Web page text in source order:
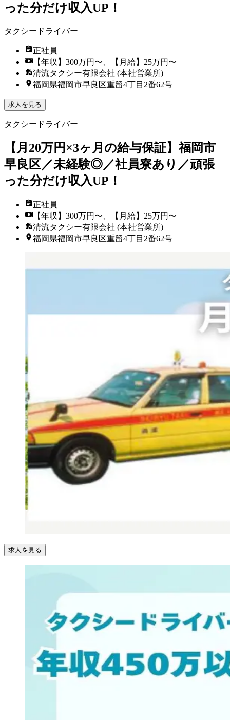
った分だけ収入UP！
タクシードライバー
正社員
【年収】300万円〜、【月給】25万円〜
清流タクシー有限会社 (本社営業所)
福岡県福岡市早良区重留4丁目2番62号
求人を見る
タクシードライバー
【月20万円×3ヶ月の給与保証】福岡市
早良区／未経験◎／社員寮あり／頑張
った分だけ収入UP！
正社員
【年収】300万円〜、【月給】25万円〜
清流タクシー有限会社 (本社営業所)
福岡県福岡市早良区重留4丁目2番62号
求人を見る